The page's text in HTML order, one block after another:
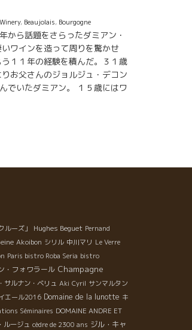
Winery, Beaujolais, Bourgogne
から話題をさらったダミアン・
ワインを造って周りを驚かせ
１１年の経験を積んだ。３１歳
お父さんのジョルジュ・デコン
でいたダミアン。 １５歳にはワ
。 ブルゴーニュのフレデリッ
。 ジャン・フォワイヤールやラ
１８年に賭けていた。 天がダミ
８年は、葡萄の品質、量ともに
実った。 ９月１０日にこのCôte
を収穫。 お父さんのジョルジ
応援に駆けつけてくれた。
ルーズ」 Hughes Beguet Pernand
Akoibon シリル 中川マリ Le Verre
Paris bistro Roba Seria bistro
・フォワラール Champagne
サルナン・ベリュ Aki Cyril サンマルタン
エール2016 Domaine de la lunotte キ
Séminaires DOMAINE ANDRE ET
ルージュ cèdre de 2300 ans ジル・キャ